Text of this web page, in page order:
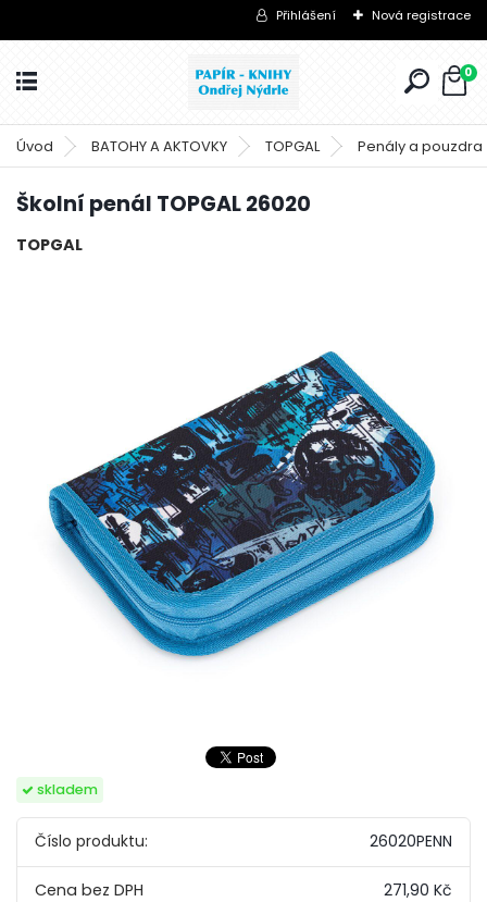
Přihlášení Nová registrace
0
Úvod BATOHY A AKTOVKY TOPGAL Penály a pouzdra
Školní penál TOPGAL 26020
TOPGAL
skladem
Číslo produktu: 26020PENN
271,90 Kč